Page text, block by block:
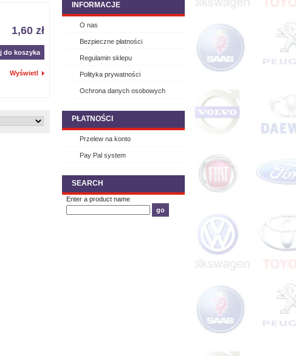
1,60 zł
do koszyka
Wyświetl
INFORMACJE
O nas
Bezpieczne płatności
Regulamin sklepu
Polityka prywatności
Ochrona danych osobowych
PŁATNOŚCI
Przelew na konto
Pay Pal system
SEARCH
Enter a product name